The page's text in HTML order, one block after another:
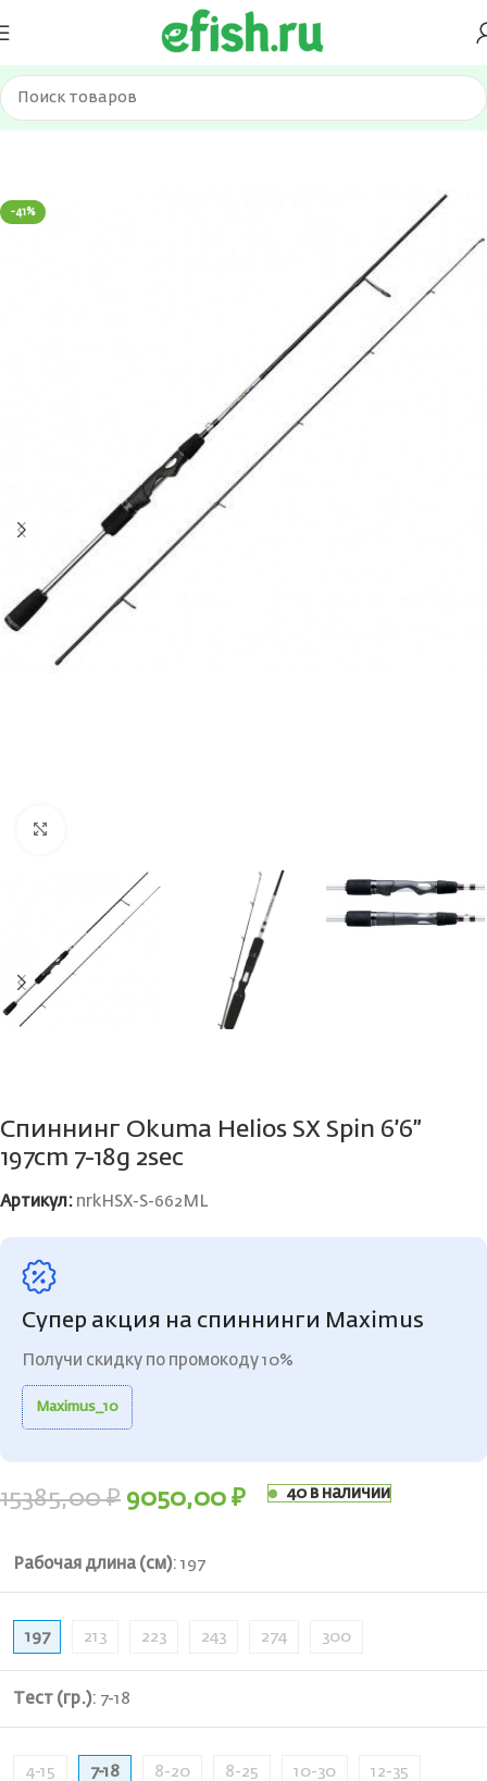
Главная Удилища Спиннинги
-41%
Спиннинг Okuma Helios SX Spin 6’6”
197cm 7-18g 2sec
Артикул: nrkHSX-S-662ML
Супер акция на спиннинги Maximus
Получи скидку по промокоду 10%
Maximus_10
15385,00₽ 9050,00 ₽ 40 в наличии
Рабочая длина (см): 197
197 213 223 243 274 300
Тест (гр.): 7-18
4-15 7-18 8-20 8-25 10-30 12-35